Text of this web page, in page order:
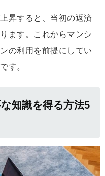
昇すると、当初の返済
ます。これからマンシ
の利用を前提にしてい
す。
知識を得る方法5